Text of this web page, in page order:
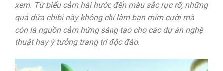
xem. Từ biểu cảm hài hước đến màu sắc rực rỡ, những
quả dứa chibi này không chỉ làm bạn mỉm cười mà
còn là nguồn cảm hứng sáng tạo cho các dự án nghệ
thuật hay ý tưởng trang trí độc đáo.